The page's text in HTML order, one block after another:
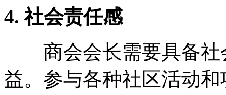
4. 社会责任感
商会会长需要具备社
益。参与各种社区活动